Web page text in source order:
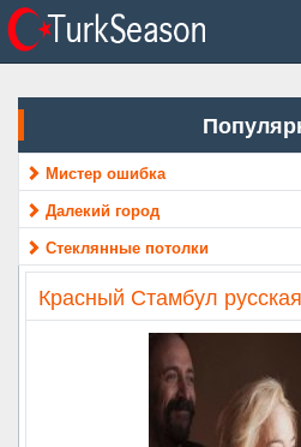
Мистер ошибка
Далекий город
Стеклянные потолки
Красный Стамбул